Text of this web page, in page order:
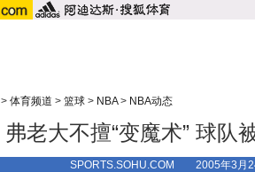
> 体育频道 > 篮球 > NBA> NBA动态
弗老大不擅“变魔术” 球队
SPORTS.SOHU.COM 2005年3月